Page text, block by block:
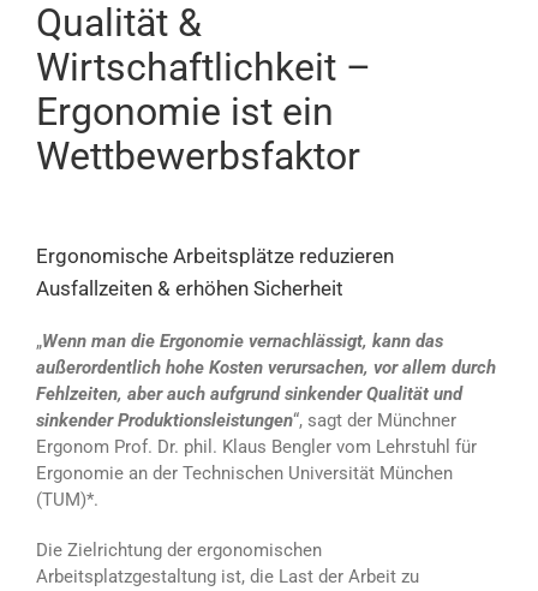
Qualität &
Wirtschaftlichkeit –
Ergonomie ist ein
Wettbewerbsfaktor
Ergonomische Arbeitsplätze reduzieren
Ausfallzeiten & erhöhen Sicherheit
„Wenn man die Ergonomie vernachlässigt, kann das
außerordentlich hohe Kosten verursachen, vor allem durch
Fehlzeiten, aber auch aufgrund sinkender Qualität und
sinkender Produktionsleistungen“, sagt der Münchner
Ergonom Prof. Dr. phil. Klaus Bengler vom Lehrstuhl für
Ergonomie an der Technischen Universität München
(TUM)*.
Die Zielrichtung der ergonomischen
Arbeitsplatzgestaltung ist, die Last der Arbeit zu